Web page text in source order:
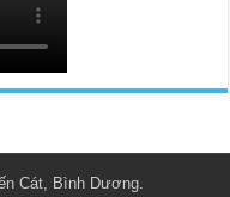
Cát, Bình Dương.